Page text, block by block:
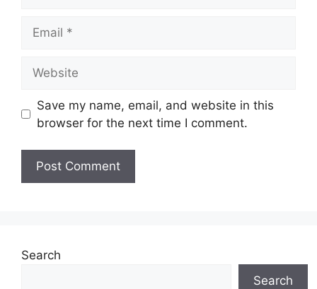
Save my name, email, and website in this
browser for the next time I comment.
Search
Search